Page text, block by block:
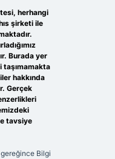
herhangi
şirketi ile
Burada yer
taşımamakta
hakkında
Gerçek
tavsiye
gereğince Bilgi